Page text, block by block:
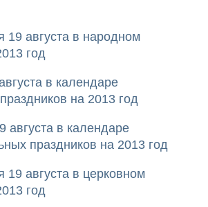
19 августа в народном
год
в календаре
на 2013 год
августа в календаре
праздников на 2013 год
19 августа в церковном
год